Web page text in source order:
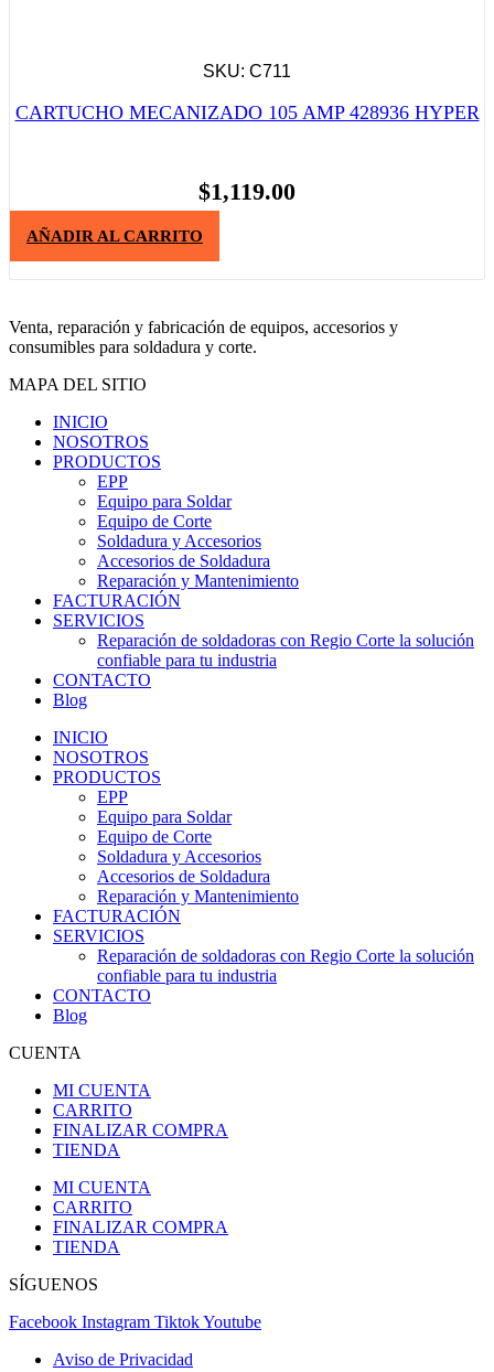
SKU: C711
CARTUCHO MECANIZADO 105 AMP 428936 HYPER
$1,119.00
AÑADIR AL CARRITO
Venta, reparación y fabricación de equipos, accesorios y
consumibles para soldadura y corte.
MAPA DEL SITIO
INICIO
NOSOTROS
PRODUCTOS
EPP
Equipo para Soldar
Equipo de Corte
Soldadura y Accesorios
Accesorios de Soldadura
Reparación y Mantenimiento
FACTURACIÓN
SERVICIOS
Reparación de soldadoras con Regio Corte la solución
confiable para tu industria
CONTACTO
Blog
INICIO
NOSOTROS
PRODUCTOS
EPP
Equipo para Soldar
Equipo de Corte
Soldadura y Accesorios
Accesorios de Soldadura
Reparación y Mantenimiento
FACTURACIÓN
SERVICIOS
Reparación de soldadoras con Regio Corte la solución
confiable para tu industria
CONTACTO
Blog
CUENTA
MI CUENTA
CARRITO
FINALIZAR COMPRA
TIENDA
MI CUENTA
CARRITO
FINALIZAR COMPRA
TIENDA
SÍGUENOS
Facebook Instagram TiktokYoutube
Aviso de Privacidad